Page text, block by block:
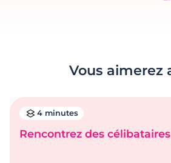
Vous aimerez
4 minutes
Rencontrez des